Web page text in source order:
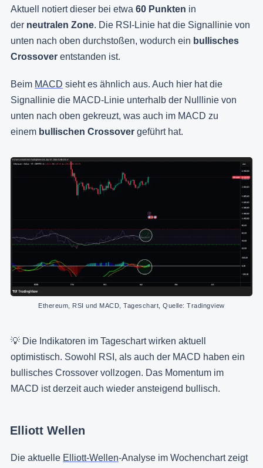
Aktuell notiert dieser bei etwa 60 Punkten in
der neutralen Zone. Die RSI-Linie hat die Signallinie von
unten nach oben durchstoßen, wodurch ein bullisches
Crossover entstanden ist.
Beim MACD sieht es ähnlich aus. Auch hier hat die
Signallinie die MACD-Linie unterhalb der Nulllinie von
unten nach oben gekreuzt, was auch im MACD zu
einem bullischen Crossover geführt hat.
Ethereum, RSI und MACD, Tageschart, Quelle: Tradingview
💡 Die Indikatoren im Tageschart wirken aktuell
optimistisch. Sowohl RSI, als auch der MACD haben ein
bullisches Crossover vollzogen. Das Momentum im
MACD ist derzeit auch wieder ansteigend bullisch.
Elliott Wellen
Die aktuelle Elliott-Wellen-Analyse im Wochenchart zeigt